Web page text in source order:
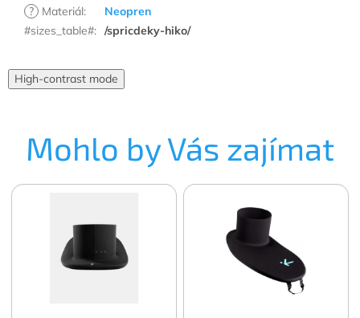
?
Materiál:
Neopren
#sizes_table#: /spricdeky-hiko/
High-contrast mode
Mohlo by Vás zajímat